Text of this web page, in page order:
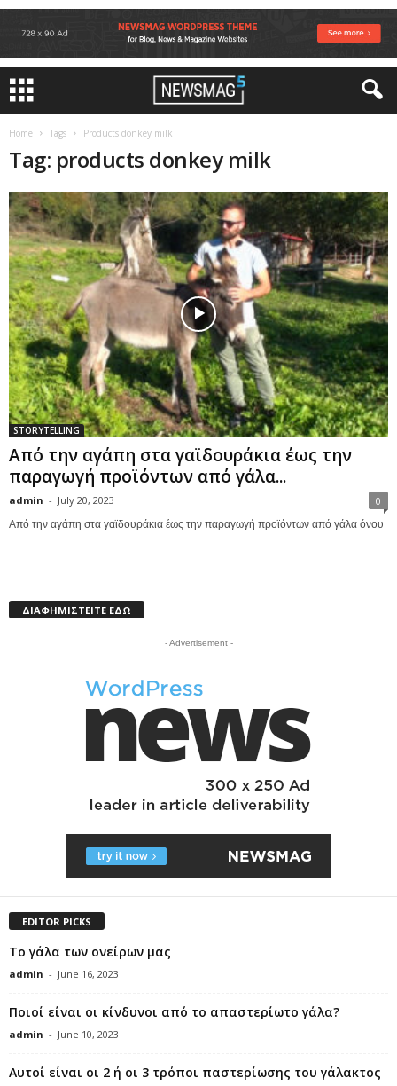
Home Tags Products donkey milk
Tag: products donkey milk
STORYTELLING
Από την αγάπη στα γαϊδουράκια έως την
παραγωγή προϊόντων από γάλα...
admin - July 20, 2023 0
Από την αγάπη στα γαϊδουράκια έως την παραγωγή προϊόντων από γάλα όνου
ΔΙΑΦΗΜΙΣΤΕΙΤΕ ΕΔΩ
- Advertisement -
EDITOR PICKS
Το γάλα των ονείρων μας
admin - June 16, 2023
Ποιοί είναι οι κίνδυνοι από το απαστερίωτο γάλα?
admin - June 10, 2023
Αυτοί είναι οι 2 ή οι 3 τρόποι παστερίωσης του γάλακτος